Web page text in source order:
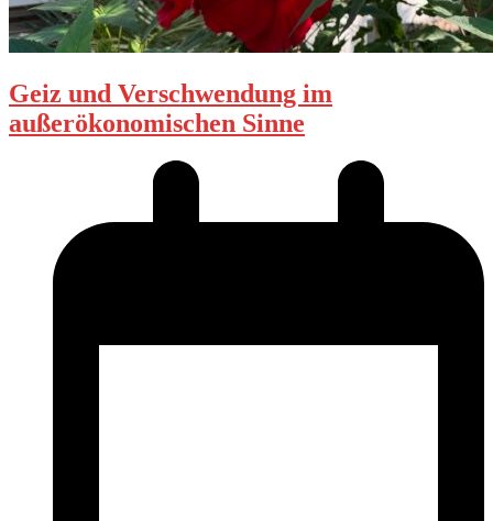
Geiz und Verschwendung im
außerökonomischen Sinne